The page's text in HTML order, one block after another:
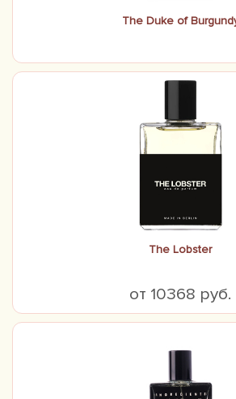
The Duke of
The Lobster
от 10368 руб.